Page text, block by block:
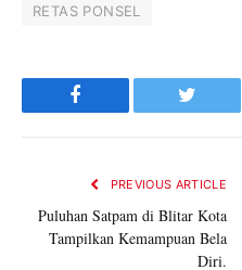
RETAS PONSEL
Facebook Twitter
PREVIOUS ARTICLE
Puluhan Satpam di Blitar Kota
Tampilkan Kemampuan Bela
Diri.